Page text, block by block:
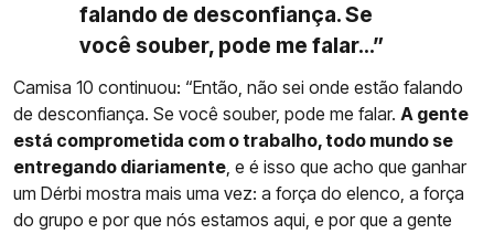
falando de desconfiança. Se
você souber, pode me falar...”
Camisa 10 continuou: “Então, não sei onde estão falando
de desconfiança. Se você souber, pode me falar. A gente
está comprometida com o trabalho, todo mundo se
entregando diariamente, e é isso que acho que ganhar
um Dérbi mostra mais uma vez: a força do elenco, a força
do grupo e por que nós estamos aqui, e por que a gente